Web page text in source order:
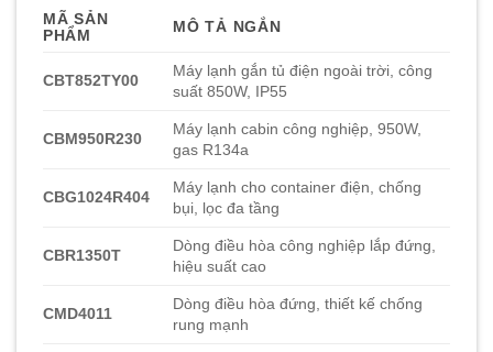
MÃ SẢN
PHẨM
MÔ TẢ NGẮN
CBT852TY00
Máy lạnh gắn tủ điện ngoài trời, công
suất 850W, IP55
CBM950R230
Máy lạnh cabin công nghiệp, 950W,
gas R134a
CBG1024R404
Máy lạnh cho container điện, chống
bụi, lọc đa tầng
CBR1350T
Dòng điều hòa công nghiệp lắp đứng,
hiệu suất cao
CMD4011
Dòng điều hòa đứng, thiết kế chống
rung mạnh